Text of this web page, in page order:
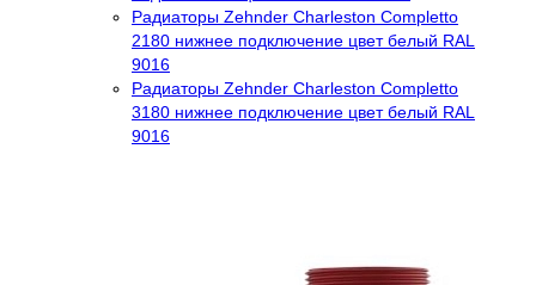
Радиаторы Zehnder Charleston Completto
2180 нижнее подключение цвет белый RAL
9016
Радиаторы Zehnder Charleston Completto
3180 нижнее подключение цвет белый RAL
9016